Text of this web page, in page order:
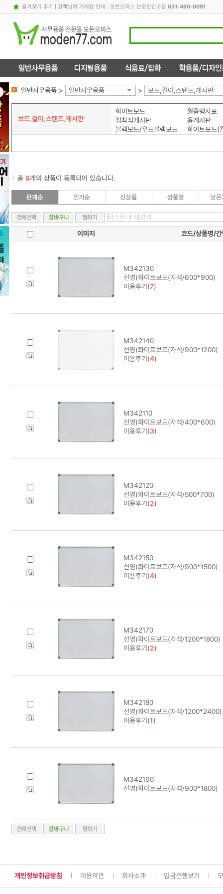
즐겨찾기 추가| 고객님의 거래점 안내 : 모든오피스 안양만안구점 031-460-0091
일반사무용품 > 일반사무용품 > 보드,걸이,스텐드,게시판
보드,걸이,스텐드,게시판
화이트보드
월중행사표
접착식게시판
융게시판
블랙보드/우드블랙보드
화이트보드(
총 8개의 상품이 등록되어 있습니다.
이미지 코드/상품명/간
M342130
선영)화이트보드(자석/600*900)
이용후기(7)
M342140
선영)화이트보드(자석/900*1200)
이용후기(4)
M342110
선영)화이트보드(자석/400*600)
이용후기(3)
M342120
선영)화이트보드(자석/500*700)
이용후기(2)
M342150
선영)화이트보드(자석/900*1500)
이용후기(4)
M342170
선영)화이트보드(자석/1200*1800)
이용후기(2)
M342180
선영)화이트보드(자석/1200*2400)
이용후기(1)
M342160
선영)화이트보드(자석/900*1800)
개인정보취급방침 이용약관 회사소개 입금은행보기